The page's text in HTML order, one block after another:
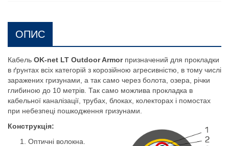
ОПИС
Кабель OK-net LT Outdoor Armorпризначений для прокладки
в ґрунтах всіх категорій з корозійною агресивністю, в тому числі
заражених гризунами, а так само через болота, озера, річки
глибиною до 10 метрів. Так само можлива прокладка в
кабельної каналізації, трубах, блоках, колекторах і помостах
при небезпеці пошкодження гризунами.
Конструкція:
Оптичні волокна.